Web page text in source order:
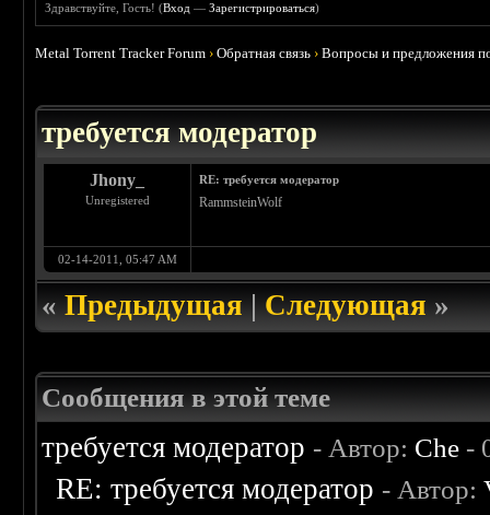
Здравствуйте, Гость! (Вход —Зарегистрироваться)
Metal Torrent Tracker Forum ›Обратная связь ›Вопросы и предложения
требуется модератор
Jhony_
Unregistered
RE: требуется модератор
RammsteinWolf
02-14-2011, 05:47 AM
«Предыдущая|Следующая»
Сообщения в этой теме
требуется модератор - Автор: Che -
RE: требуется модератор - Автор: